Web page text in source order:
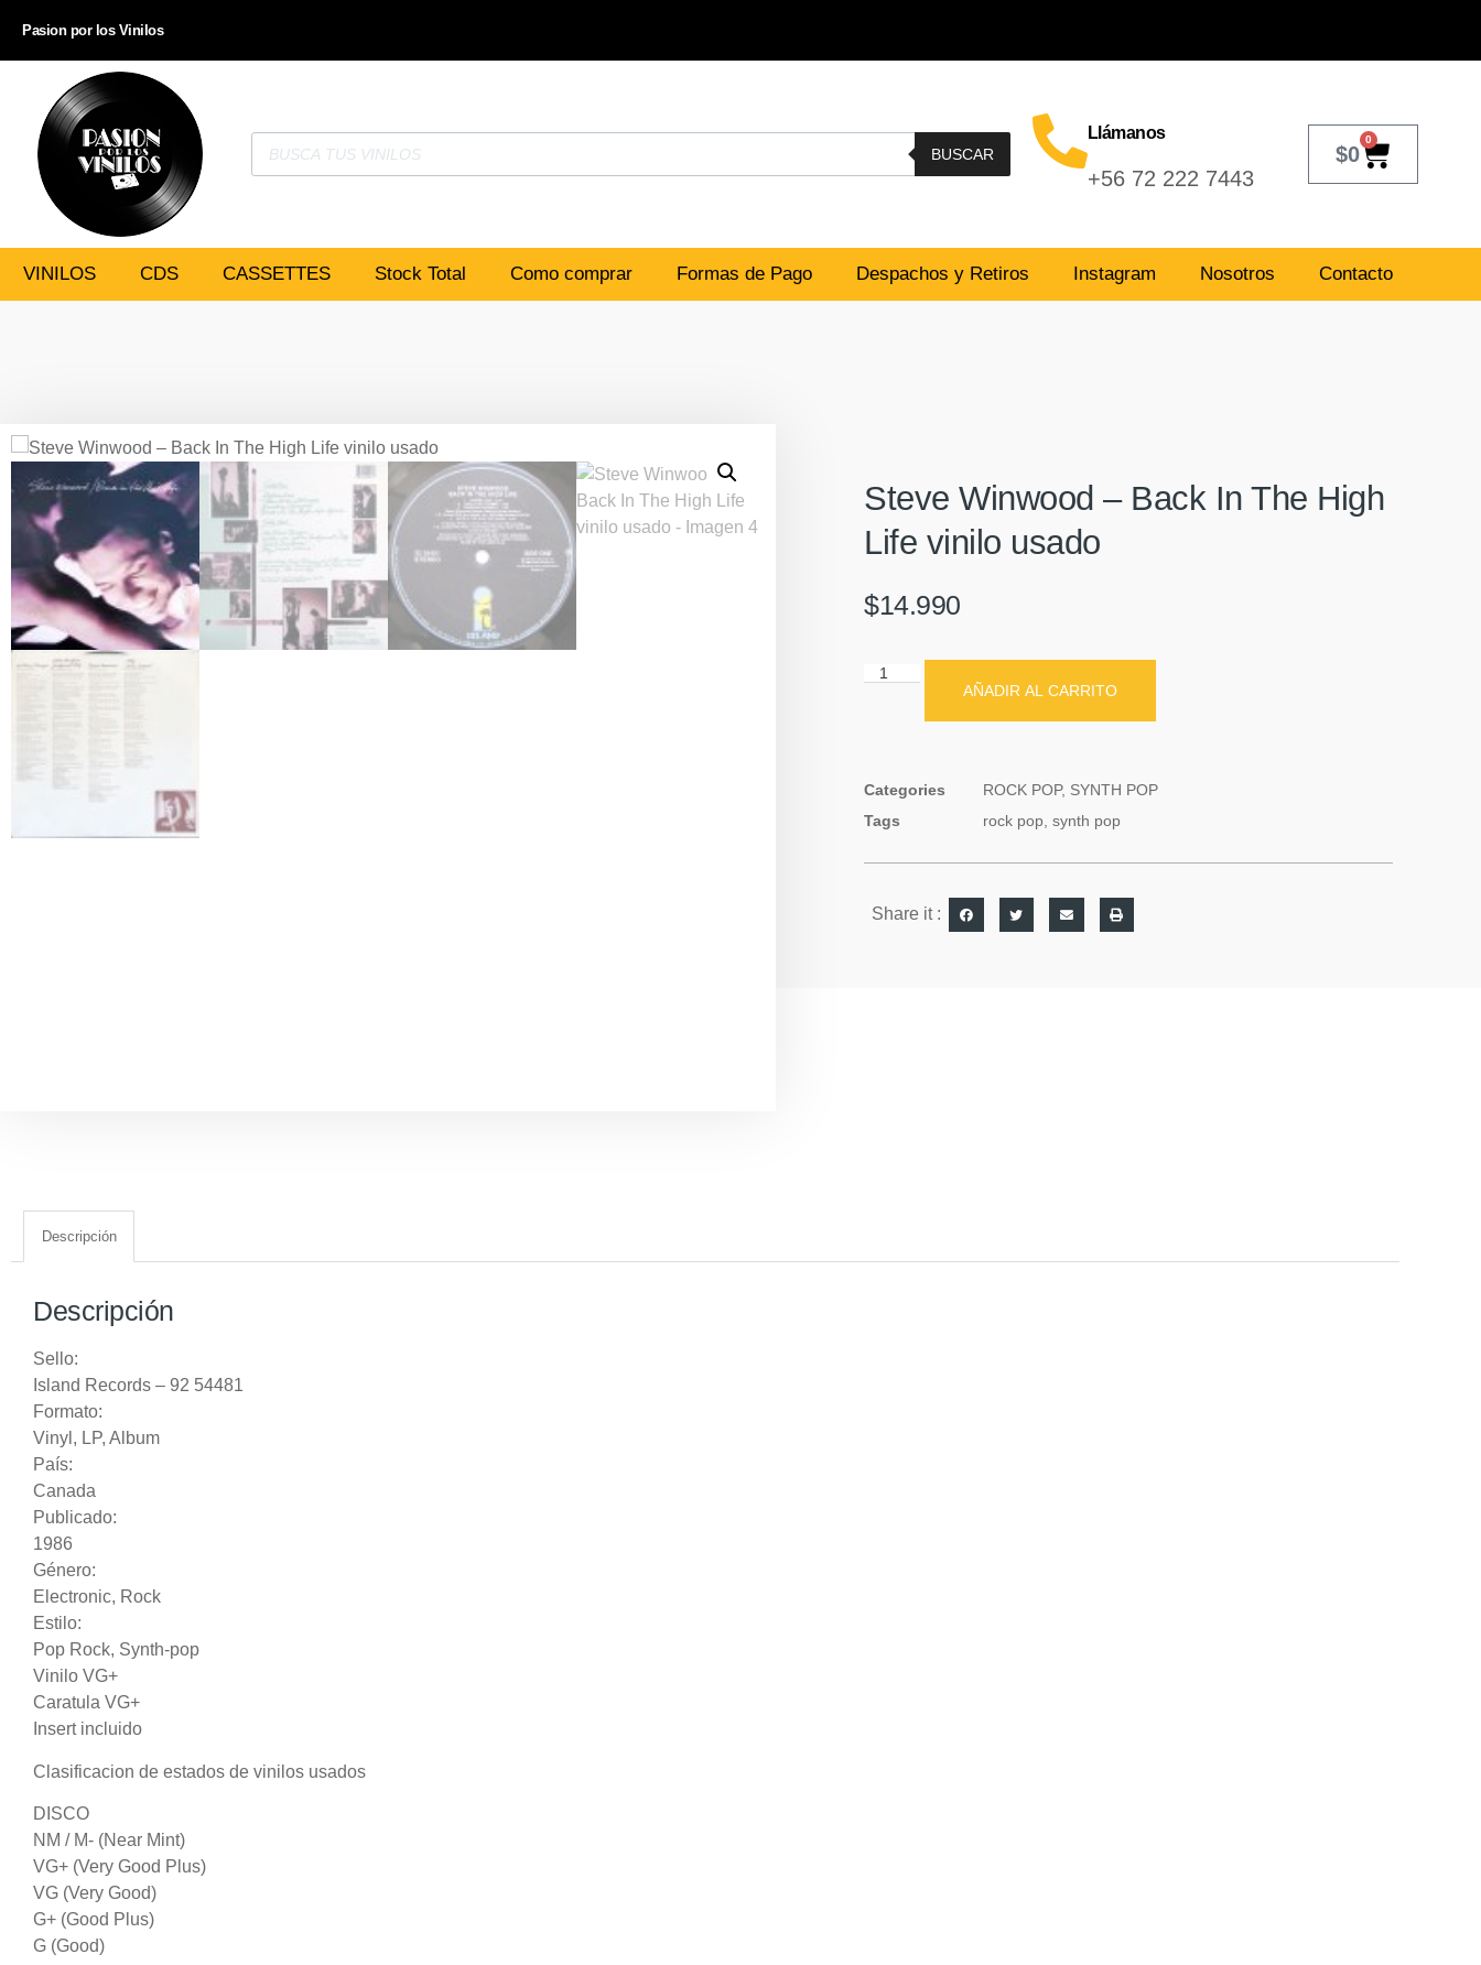
Pasion por los Vinilos
BUSCAR
Llámanos
+56 72 222 7443
$0
0
VINILOS CDS CASSETTES Stock Total Como comprar Formas de Pago Despachos y Retiros Instagram Nosotros Contacto
Steve Winwood ‎– Back In The High
Life vinilo usado
$14.990
AÑADIR AL CARRITO
Categories ROCK POP, SYNTH POP
Tags
rock pop, synth pop
Share it :
Descripción
Descripción
Sello:
Island Records ‎– 92 54481
Formato:
Vinyl , LP, Album
País:
Canada
Publicado:
1986
Género:
Electronic, Rock
Estilo:
Pop Rock, Synth-pop
Vinilo VG+
Caratula VG+
Insert incluido
Clasificacion de estados de vinilos usados
DISCO
NM / M- (Near Mint)
VG+ (Very Good Plus)
VG (Very Good)
G+ (Good Plus)
G (Good)